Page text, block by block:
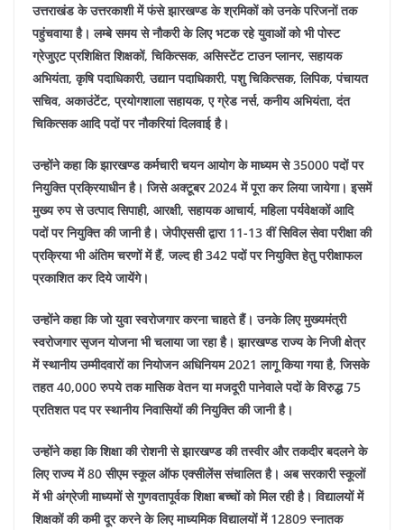
उत्तराखंड के उत्तरकाशी में फंसे झारखण्ड के श्रमिकों को उनके परिजनों तक
पहुंचवाया है। लम्बे समय से नौकरी के लिए भटक रहे युवाओं को भी पोस्ट
ग्रेजुएट प्रशिक्षित शिक्षकों, चिकित्सक, असिस्टेंट टाउन प्लानर, सहायक
अभियंता, कृषि पदाधिकारी, उद्यान पदाधिकारी, पशु चिकित्सक, लिपिक, पंचायत
सचिव, अकाउंटेंट, प्रयोगशाला सहायक, ए ग्रेड नर्स, कनीय अभियंता, दंत
चिकित्सक आदि पदों पर नौकरियां दिलवाई है।
उन्होंने कहा कि झारखण्ड कर्मचारी चयन आयोग के माध्यम से 35000 पदों पर
नियुक्ति प्रक्रियाधीन है। जिसे अक्टूबर 2024 में पूरा कर लिया जायेगा। इसमें
मुख्य रुप से उत्पाद सिपाही, आरक्षी, सहायक आचार्य, महिला पर्यवेक्षकों आदि
पदों पर नियुक्ति की जानी है। जेपीएससी द्वारा 11-13 वीं सिविल सेवा परीक्षा की
प्रक्रिया भी अंतिम चरणों में हैं, जल्द ही 342 पदों पर नियुक्ति हेतु परीक्षाफल
प्रकाशित कर दिये जायेंगे।
उन्होंने कहा कि जो युवा स्वरोजगार करना चाहते हैं। उनके लिए मुख्यमंत्री
स्वरोजगार सृजन योजना भी चलाया जा रहा है। झारखण्ड राज्य के निजी क्षेत्र
में स्थानीय उम्मीदवारों का नियोजन अधिनियम 2021 लागू किया गया है, जिसके
तहत 40,000 रुपये तक मासिक वेतन या मजदूरी पानेवाले पदों के विरुद्ध 75
प्रतिशत पद पर स्थानीय निवासियों की नियुक्ति की जानी है।
उन्होंने कहा कि शिक्षा की रोशनी से झारखण्ड की तस्वीर और तकदीर बदलने के
लिए राज्य में 80 सीएम स्कूल ऑफ एक्सीलेंस संचालित है। अब सरकारी स्कूलों
में भी अंग्रेजी माध्यमों से गुणवतापूर्वक शिक्षा बच्चों को मिल रही है। विद्यालयों में
शिक्षकों की कमी दूर करने के लिए माध्यमिक विद्यालयों में 12809 स्नातक